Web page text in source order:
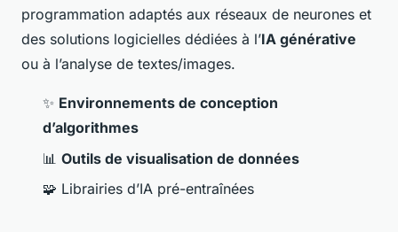
programmation adaptés aux réseaux de neurones et
des solutions logicielles dédiées à l’IA générative
ou à l’analyse de textes/images.
✨ Environnements de conception
d’algorithmes
📊 Outils de visualisation de données
🧩 Librairies d’IA pré-entraînées